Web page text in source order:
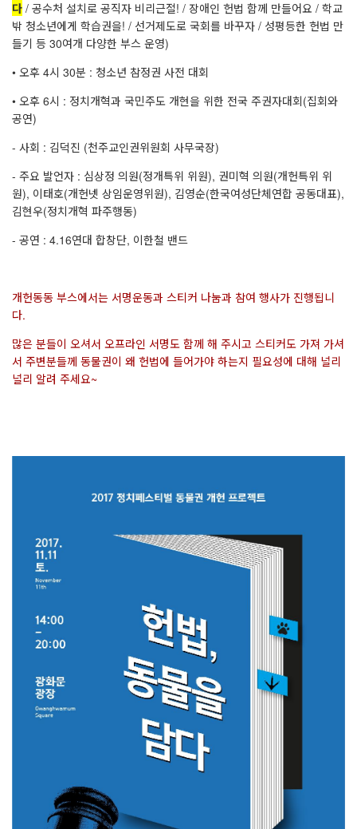
다 / 공수처 설치로 공직자 비리근절! / 장애인 헌법 함께 만들어요 / 학교
밖 청소년에게 학습권을! / 선거제도로 국회를 바꾸자 / 성평등한 헌법 만
들기 등 30여개 다양한 부스 운영)
• 오후 4시 30분 : 청소년 참정권 사전 대회
• 오후 6시 : 정치개혁과 국민주도 개현을 위한 전국 주권자대회(집회와
공연)
- 사회 : 김덕진 (천주교인권위원회 사무국장)
- 주요 발언자 : 심상정 의원(정개특위 위원), 권미혁 의원(개헌특위 위
원), 이태호(개헌넷 상임운영위원), 김영순(한국여성단체연합 공동대표),
김현우(정치개혁 파주행동)
- 공연 : 4.16연대 합창단, 이한철 밴드
개헌동동 부스에서는 서명운동과 스티커 나눔과 참여 행사가 진행됩니
다.
많은 분들이 오셔서 오프라인 서명도 함께 해 주시고 스티커도 가져 가셔
서 주변분들께 동물권이 왜 헌법에 들어가야 하는지 필요성에 대해 널리
널리 알려 주세요~